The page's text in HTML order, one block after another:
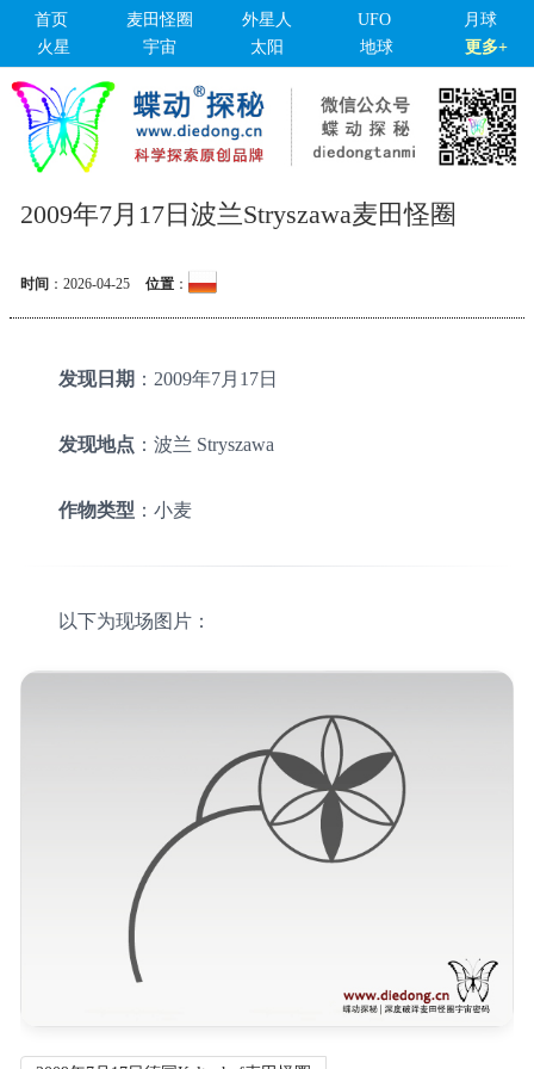
首页 麦田怪圈 外星人 UFO
月球
火星
宇宙 太阳 地球 更多+
2009年7月17日波兰Stryszawa麦田怪圈
时间： 2026-04-25 位置：
发现日期 ：2009年7月17日
发现地点 ：波兰 Stryszawa
作物类型 ：小麦
以下为现场图片：